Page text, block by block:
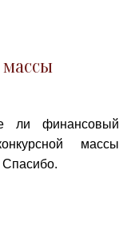
массы
ли финансовый
массы
Спасибо.